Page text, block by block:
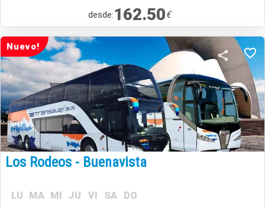
desde:162.50€
Nuevo!
Los Rodeos - Buenavista
LU MA MI JU VI SA DO